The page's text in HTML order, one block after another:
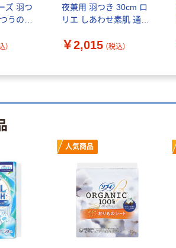
ズ 羽つ
うの日
）
夜兼用 羽つき 30cm ロ
リエ しあわせ素肌 通気
×5個） 花王
￥2,015 （税込）
人気商品